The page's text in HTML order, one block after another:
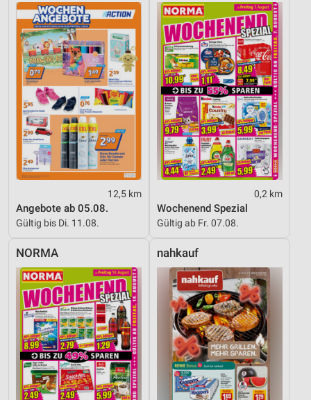
12,5 km
Angebote ab 05.08.
Gültig bis Di. 11.08.
0,2 km
Wochenend Spezial
Gültig ab Fr. 07.08.
NORMA nahkauf